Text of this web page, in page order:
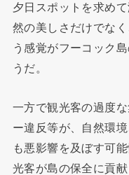
夕日スポットを求め
然の美しさだけでな
う感覚がフーコック
うだ。
一方で観光客の過度
ー違反等が、自然環
も悪影響を及ぼす可
光客が島の保全に貢